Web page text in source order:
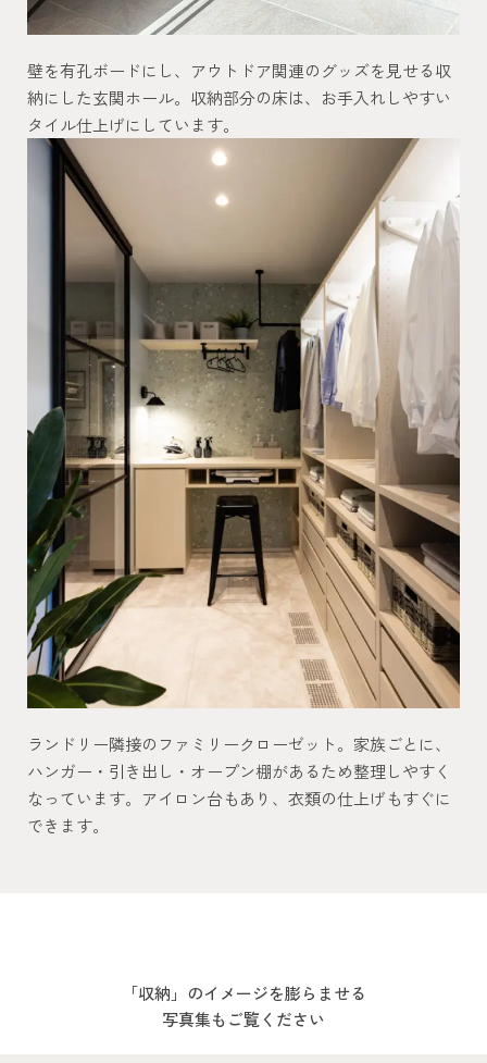
壁を有孔ボードにし、アウトドア関連のグッズを見せる収
納にした玄関ホール。収納部分の床は、お手入れしやすい
タイル仕上げにしています。
ランドリー隣接のファミリークローゼット。家族ごとに、
ハンガー・引き出し・オープン棚があるため整理しやすく
なっています。アイロン台もあり、衣類の仕上げもすぐに
できます。
「収納」のイメージを膨らませる
写真集もご覧ください